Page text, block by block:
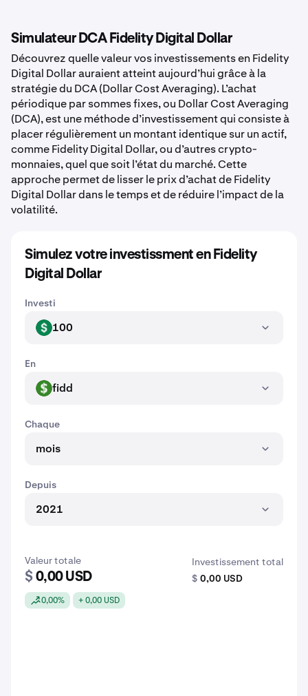
Simulateur DCA Fidelity Digital Dollar
Découvrez quelle valeur vos investissements en Fidelity
Digital Dollar auraient atteint aujourd’hui grâce à la
stratégie du DCA (Dollar Cost Averaging). L’achat
périodique par sommes fixes, ou Dollar Cost Averaging
(DCA), est une méthode d’investissement qui consiste à
placer régulièrement un montant identique sur un actif,
comme Fidelity Digital Dollar, ou d’autres crypto-
monnaies, quel que soit l’état du marché. Cette
approche permet de lisser le prix d’achat de Fidelity
Digital Dollar dans le temps et de réduire l’impact de la
volatilité.
Simulez votre investissment en Fidelity
Digital Dollar
Investi
USD 100
En
FIDD fidd
Chaque
mois
Depuis
2021
Valeur totale
$ 0,00 USD
0,00% + 0,00 USD
Investissement total
$ 0,00 USD